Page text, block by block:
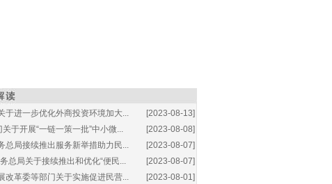
[2023-08-13]
于进一步优化外商投资环境加大...
[2023-08-08]
关于开展“一链一策一批”中小微...
[2023-08-07]
总局接续推出服务新举措助力民...
[2023-08-07]
总局关于接续推出和优化“便民...
[2023-08-01]
改革委等部门关于实施促进民营...